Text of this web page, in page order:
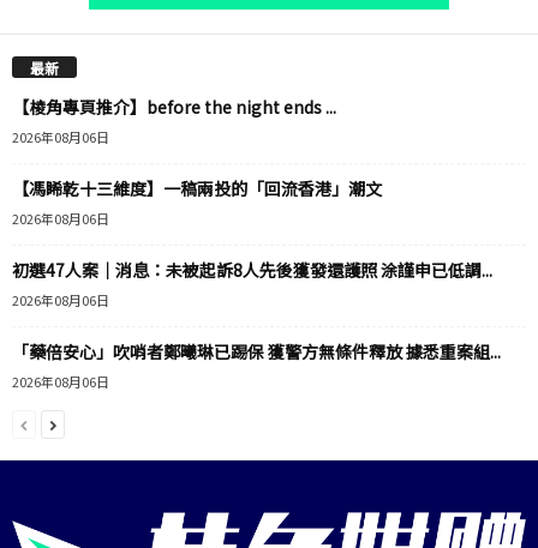
最新
【棱角專頁推介】before the night ends ...
2026年08月06日
【馮睎乾十三維度】一稿兩投的「回流香港」潮文
2026年08月06日
初選47人案｜消息：未被起訴8人先後獲發還護照 涂謹申已低調...
2026年08月06日
「藥倍安心」吹哨者鄭曦琳已踢保 獲警方無條件釋放 據悉重案組...
2026年08月06日